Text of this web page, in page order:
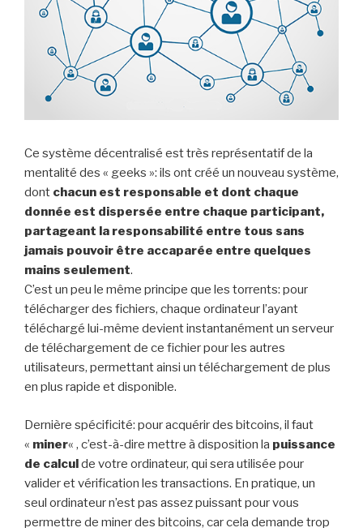
Ce système décentralisé est très représentatif de la
mentalité des « geeks »: ils ont créé un nouveau système,
dont chacun est responsable et dont chaque
donnée est dispersée entre chaque participant,
partageant la responsabilité entre tous sans
jamais pouvoir être accaparée entre quelques
mains seulement.
C’est un peu le même principe que les torrents: pour
télécharger des fichiers, chaque ordinateur l’ayant
téléchargé lui-même devient instantanément un serveur
de téléchargement de ce fichier pour les autres
utilisateurs, permettant ainsi un téléchargement de plus
en plus rapide et disponible.
Dernière spécificité: pour acquérir des bitcoins, il faut
« miner« , c’est-à-dire mettre à disposition la puissance
de calculde votre ordinateur, qui sera utilisée pour
valider et vérification les transactions. En pratique, un
seul ordinateur n’est pas assez puissant pour vous
permettre de miner des bitcoins, car cela demande trop